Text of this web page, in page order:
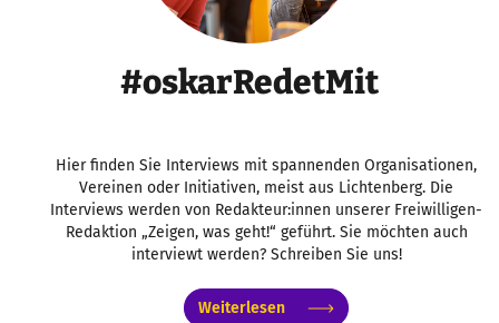
#oskarRedetMit
Hier finden Sie Interviews mit spannenden Organisationen,
Vereinen oder Initiativen, meist aus Lichtenberg. Die
Interviews werden von Redakteur:innen unserer Freiwilligen-
Redaktion „Zeigen, was geht!“ geführt. Sie möchten auch
interviewt werden? Schreiben Sie uns!
Weiterlesen